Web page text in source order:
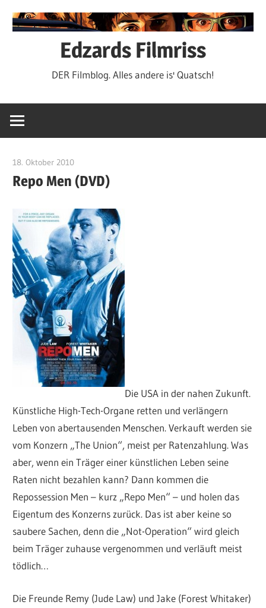
Inhalt
Edzards Filmriss
DER Filmblog. Alles andere is' Quatsch!
18. Oktober 2010
Repo Men (DVD)
Die USA in der nahen Zukunft.
Künstliche High-Tech-Organe retten und verlängern
Leben von abertausenden Menschen. Verkauft werden sie
vom Konzern „The Union“, meist per Ratenzahlung. Was
aber, wenn ein Träger einer künstlichen Leben seine
Raten nicht bezahlen kann? Dann kommen die
Repossession Men – kurz „Repo Men“ – und holen das
Eigentum des Konzerns zurück. Das ist aber keine so
saubere Sachen, denn die „Not-Operation“ wird gleich
beim Träger zuhause vergenommen und verläuft meist
tödlich…
Die Freunde Remy (Jude Law) und Jake (Forest Whitaker)